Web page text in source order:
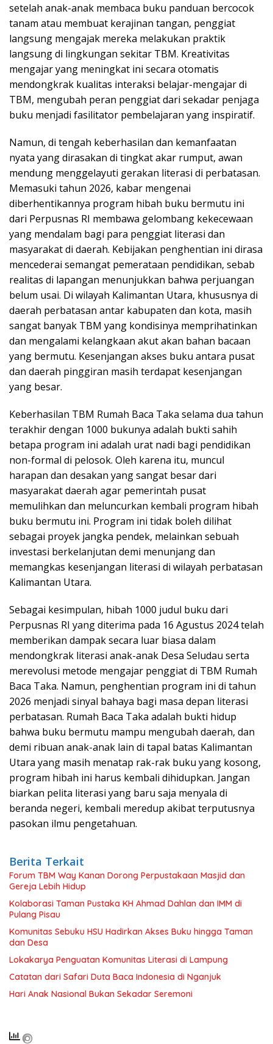
setelah anak-anak membaca buku panduan bercocok
tanam atau membuat kerajinan tangan, penggiat
langsung mengajak mereka melakukan praktik
langsung di lingkungan sekitar TBM. Kreativitas
mengajar yang meningkat ini secara otomatis
mendongkrak kualitas interaksi belajar-mengajar di
TBM, mengubah peran penggiat dari sekadar penjaga
buku menjadi fasilitator pembelajaran yang inspiratif.
Namun, di tengah keberhasilan dan kemanfaatan
nyata yang dirasakan di tingkat akar rumput, awan
mendung menggelayuti gerakan literasi di perbatasan.
Memasuki tahun 2026, kabar mengenai
diberhentikannya program hibah buku bermutu ini
dari Perpusnas RI membawa gelombang kekecewaan
yang mendalam bagi para penggiat literasi dan
masyarakat di daerah. Kebijakan penghentian ini dirasa
mencederai semangat pemerataan pendidikan, sebab
realitas di lapangan menunjukkan bahwa perjuangan
belum usai. Di wilayah Kalimantan Utara, khususnya di
daerah perbatasan antar kabupaten dan kota, masih
sangat banyak TBM yang kondisinya memprihatinkan
dan mengalami kelangkaan akut akan bahan bacaan
yang bermutu. Kesenjangan akses buku antara pusat
dan daerah pinggiran masih terdapat kesenjangan
yang besar.
Keberhasilan TBM Rumah Baca Taka selama dua tahun
terakhir dengan 1000 bukunya adalah bukti sahih
betapa program ini adalah urat nadi bagi pendidikan
non-formal di pelosok. Oleh karena itu, muncul
harapan dan desakan yang sangat besar dari
masyarakat daerah agar pemerintah pusat
memulihkan dan meluncurkan kembali program hibah
buku bermutu ini. Program ini tidak boleh dilihat
sebagai proyek jangka pendek, melainkan sebuah
investasi berkelanjutan demi menunjang dan
memangkas kesenjangan literasi di wilayah perbatasan
Kalimantan Utara.
Sebagai kesimpulan, hibah 1000 judul buku dari
Perpusnas RI yang diterima pada 16 Agustus 2024 telah
memberikan dampak secara luar biasa dalam
mendongkrak literasi anak-anak Desa Seludau serta
merevolusi metode mengajar penggiat di TBM Rumah
Baca Taka. Namun, penghentian program ini di tahun
2026 menjadi sinyal bahaya bagi masa depan literasi
perbatasan. Rumah Baca Taka adalah bukti hidup
bahwa buku bermutu mampu mengubah daerah, dan
demi ribuan anak-anak lain di tapal batas Kalimantan
Utara yang masih menatap rak-rak buku yang kosong,
program hibah ini harus kembali dihidupkan. Jangan
biarkan pelita literasi yang baru saja menyala di
beranda negeri, kembali meredup akibat terputusnya
pasokan ilmu pengetahuan.
Berita Terkait
Forum TBM Way Kanan Dorong Perpustakaan Masjid dan
Gereja Lebih Hidup
Kolaborasi Taman Pustaka KH Ahmad Dahlan dan IMM di
Pulang Pisau
Komunitas Sebuku HSU Hadirkan Akses Buku hingga Taman
dan Desa
Lokakarya Penguatan Komunitas Literasi di Lampung
Catatan dari Safari Duta Baca Indonesia di Nganjuk
Hari Anak Nasional Bukan Sekadar Seremoni